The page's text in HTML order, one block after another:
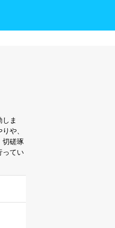
ま
や、
切磋琢
ってい